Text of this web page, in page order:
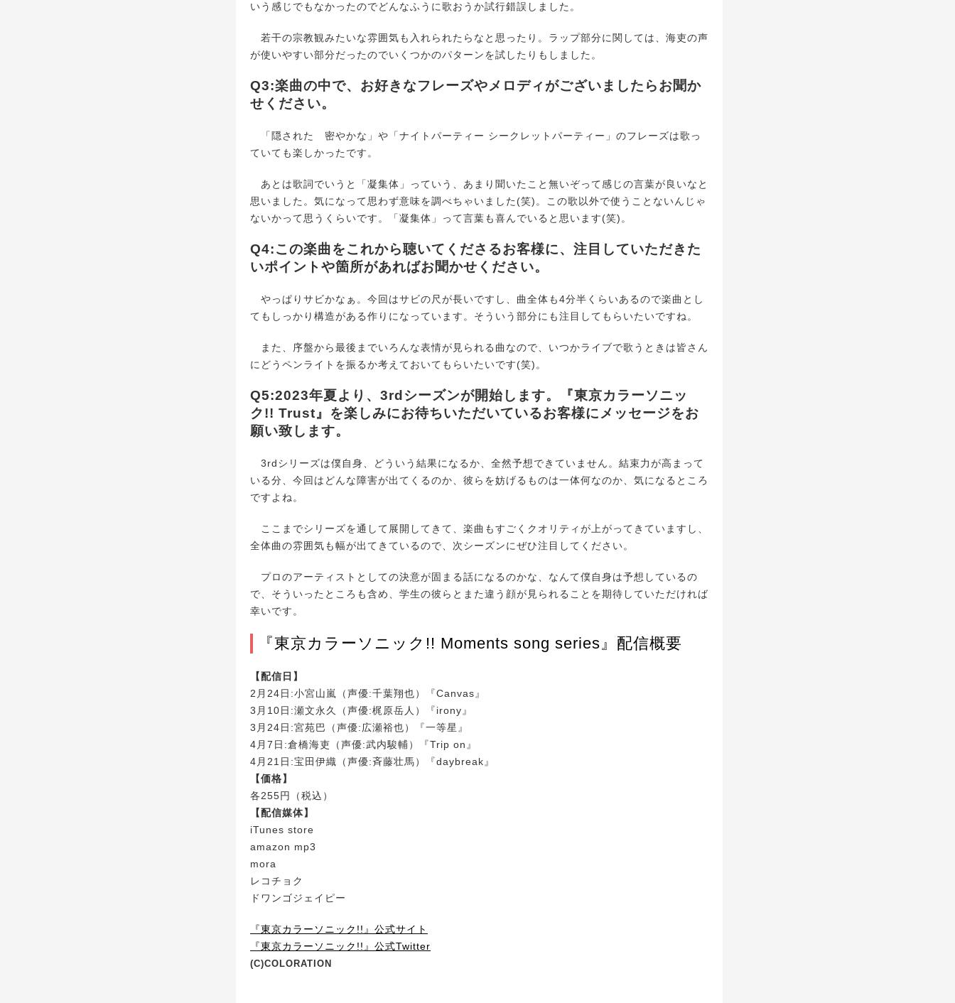
いう感じでもなかったのでどんなふうに歌おうか試行錯誤しました。
若干の宗教観みたいな雰囲気も入れられたらなと思ったり。ラップ部分に関しては、海吏の声
が使いやすい部分だったのでいくつかのパターンを試したりもしました。
Q3:楽曲の中で、お好きなフレーズやメロディがございましたらお聞か
せください。
「隠された 密やかな」や「ナイトパーティー シークレットパーティー」のフレーズは歌っ
ていても楽しかったです。
あとは歌詞でいうと「凝集体」っていう、あまり聞いたこと無いぞって感じの言葉が良いなと
思いました。気になって思わず意味を調べちゃいました(笑)。この歌以外で使うことないんじゃ
ないかって思うくらいです。「凝集体」って言葉も喜んでいると思います(笑)。
Q4:この楽曲をこれから聴いてくださるお客様に、注目していただきた
いポイントや箇所があればお聞かせください。
やっぱりサビかなぁ。今回はサビの尺が長いですし、曲全体も4分半くらいあるので楽曲とし
てもしっかり構造がある作りになっています。そういう部分にも注目してもらいたいですね。
また、序盤から最後までいろんな表情が見られる曲なので、いつかライブで歌うときは皆さん
にどうペンライトを振るか考えておいてもらいたいです(笑)。
Q5:2023年夏より、3rdシーズンが開始します。『東京カラーソニッ
ク!! Trust』を楽しみにお待ちいただいているお客様にメッセージをお
願い致します。
3rdシリーズは僕自身、どういう結果になるか、全然予想できていません。結束力が高まって
いる分、今回はどんな障害が出てくるのか、彼らを妨げるものは一体何なのか、気になるところ
ですよね。
ここまでシリーズを通して展開してきて、楽曲もすごくクオリティが上がってきていますし、
全体曲の雰囲気も幅が出てきているので、次シーズンにぜひ注目してください。
プロのアーティストとしての決意が固まる話になるのかな、なんて僕自身は予想しているの
で、そういったところも含め、学生の彼らとまた違う顔が見られることを期待していただければ
幸いです。
『東京カラーソニック!! Moments song series』配信概要
【配信日】
2月24日:小宮山嵐（声優:千葉翔也）『Canvas』
3月10日:瀬文永久（声優:梶原岳人）『irony』
3月24日:宮苑巴（声優:広瀬裕也）『一等星』
4月7日:倉橋海吏（声優:武内駿輔）『Trip on』
4月21日:宝田伊織（声優:斉藤壮馬）『daybreak』
【価格】
各255円（税込）
【配信媒体】
iTunes store
amazon mp3
mora
レコチョク
ドワンゴジェイピー
『東京カラーソニック!!』公式サイト
『東京カラーソニック!!』公式Twitter
(C)COLORATION